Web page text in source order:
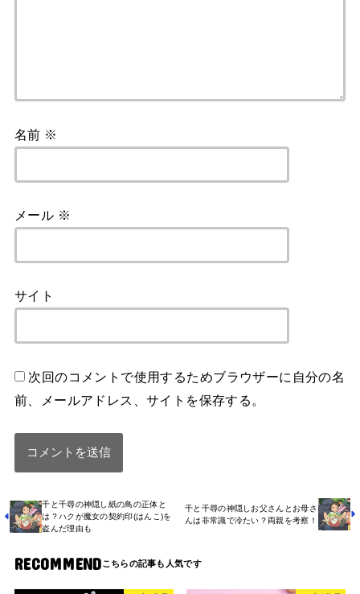
名前 ※
メール ※
サイト
次回のコメントで使用するためブラウザーに自分の名
前、メールアドレス、サイトを保存する。
千と千尋の神隠し紙の鳥の正体と
は？ハクが魔女の契約印(はんこ)を
盗んだ理由も
千と千尋の神隠しお父さんとお母さ
んは非常識で冷たい？両親を考察！
RECOMMEND